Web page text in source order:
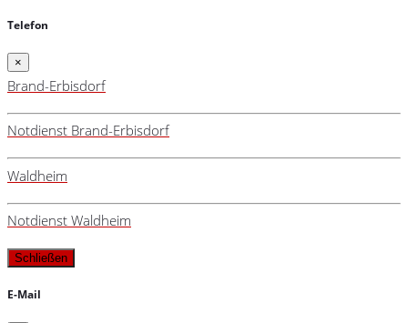
Telefon
×
Brand-Erbisdorf
Notdienst Brand-Erbisdorf
Waldheim
Notdienst Waldheim
Schließen
E-Mail